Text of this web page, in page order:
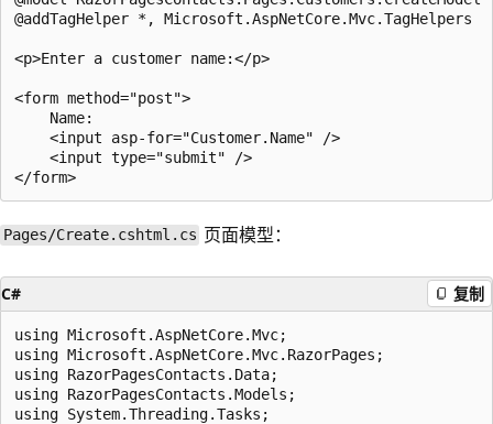
@addTagHelper *, Microsoft.AspNetCore.Mvc.TagHelpers
<p>Enter a customer name:</p>
<form method="post">
    Name:
    <input asp-for="Customer.Name" />
    <input type="submit" />
Pages/Create.cshtml.cs 页面模型：
C# 复制
using Microsoft.AspNetCore.Mvc;
using Microsoft.AspNetCore.Mvc.RazorPages;
using RazorPagesContacts.Data;
using RazorPagesContacts.Models;
using System.Threading.Tasks;